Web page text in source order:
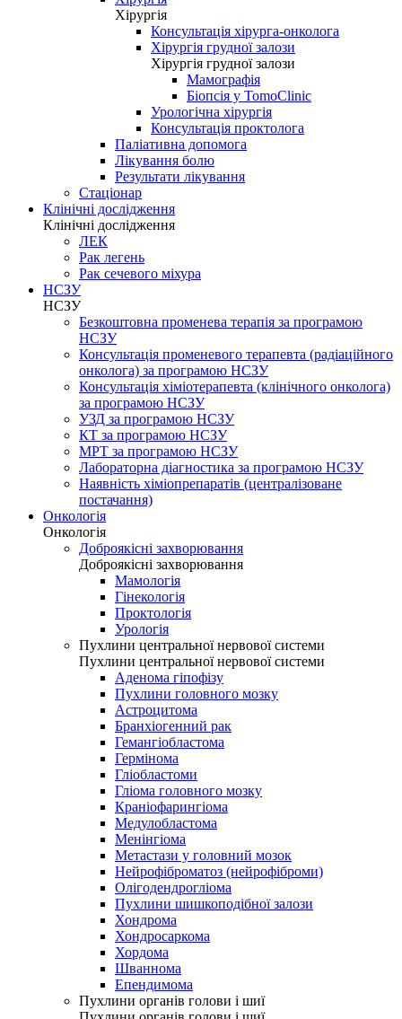
Хірургія
Консультація хірурга-онколога
Хірургія грудної залози
Хірургія грудної залози
Мамографія
Біопсія у TomoClinic
Урологічна хірургія
Консультація проктолога
Паліативна допомога
Лікування болю
Результати лікування
Стаціонар
Клінічні дослідження
Клінічні дослідження
ЛЕК
Рак легень
Рак сечевого міхура
НСЗУ
НСЗУ
Безкоштовна променева терапія за програмою
НСЗУ
Консультація променевого терапевта (радіаційного
онколога) за програмою НСЗУ
Консультація хіміотерапевта (клінічного онколога)
за програмою НСЗУ
УЗД за програмою НСЗУ
КТ за програмою НСЗУ
МРТ за програмою НСЗУ
Лабораторна діагностика за програмою НСЗУ
Наявність хіміопрепаратів (централізоване
постачання)
Онкологія
Онкологія
Доброякісні захворювання
Доброякісні захворювання
Мамологія
Гінекологія
Проктологія
Урологія
Пухлини центральної нервової системи
Пухлини центральної нервової системи
Аденома гіпофізу
Пухлини головного мозку
Астроцитома
Бранхіогенний рак
Гемангіобластома
Гермінома
Гліобластоми
Гліома головного мозку
Краніофарингіома
Медулобластома
Менінгіома
Метастази у головний мозок
Нейрофіброматоз (нейрофіброми)
Олігодендрогліома
Пухлини шишкоподібної залози
Хондрома
Хондросаркома
Хордома
Шваннома
Епендимома
Пухлини органів голови і шиї